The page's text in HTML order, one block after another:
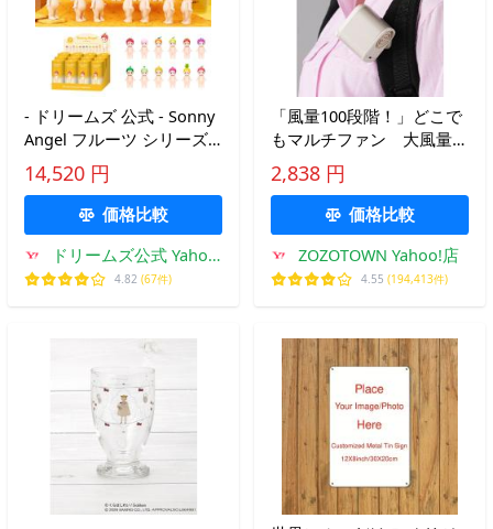
- ドリームズ 公式 - Sonny
Angel フルーツ シリーズ
アソートボックス(12個入)
- 送料無料 - Sonny Angel
Fruit Series
AssortmentBox
14,520 円
価格比較
ドリームズ公式 Yahoo!
店
4.82 (67件)
「風量100段階！」どこで
もマルチファン 大風量/
クリップで取付可能
2,838 円
価格比較
ZOZOTOWN Yahoo!店
4.55 (194,413件)